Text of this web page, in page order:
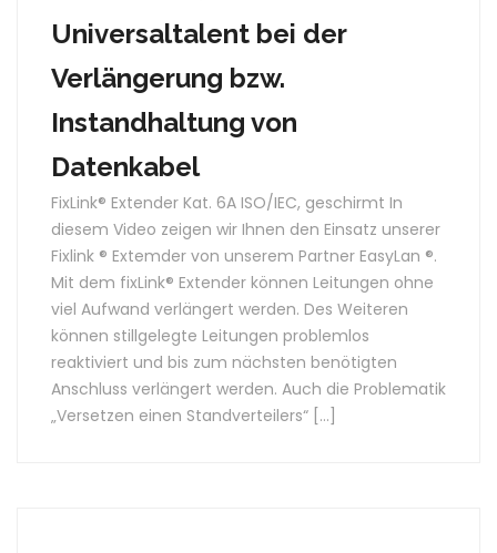
Universaltalent bei der
Verlängerung bzw.
Instandhaltung von
Datenkabel
FixLink® Extender Kat. 6A ISO/IEC, geschirmt In
diesem Video zeigen wir Ihnen den Einsatz unserer
Fixlink ® Extemder von unserem Partner EasyLan ®.
Mit dem fixLink® Extender können Leitungen ohne
viel Aufwand verlängert werden. Des Weiteren
können stillgelegte Leitungen problemlos
reaktiviert und bis zum nächsten benötigten
Anschluss verlängert werden. Auch die Problematik
„Versetzen einen Standverteilers“ […]